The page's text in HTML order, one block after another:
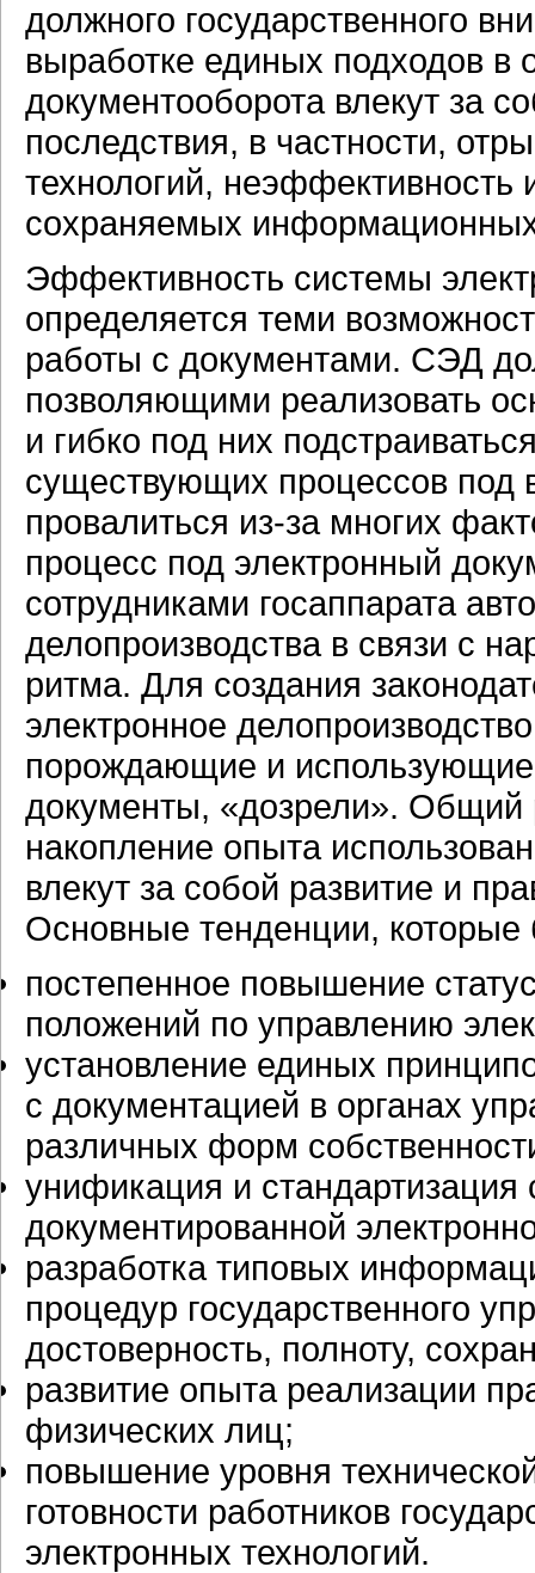
должного государственного
выработке единых подходов в
документооборота влекут за
последствия, в частности,
технологий, неэффективность
сохраняемых
Эффективность системы
определяется теми
работы с документами. СЭД
позволяющими реализовать
и гибко под них
существующих процессов
провалиться из-за многих
процесс под электронный
сотрудниками госаппарата
делопроизводства в связи с
ритма. Для создания
электронное
порождающие и использующие
документы, «дозрели». Общий
накопление опыта
влекут за собой развитие и
Основные тенденции, которые
постепенное повышение
положений по управлению
установление единых
с документацией в органах
различных форм
унификация и
документированной
разработка типовых
процедур государственного
достоверность, полноту,
развитие опыта реализации
физических лиц;
повышение уровня
готовности работников
электронных технологий.